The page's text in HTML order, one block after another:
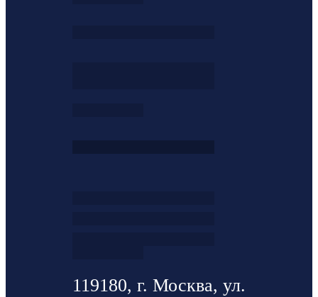
119180, г. Москва, ул.